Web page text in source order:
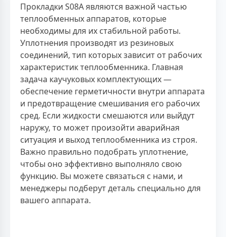
Прокладки S08A являются важной частью
теплообменных аппаратов, которые
необходимы для их стабильной работы.
Уплотнения производят из резиновых
соединений, тип которых зависит от рабочих
характеристик теплообменника. Главная
задача каучуковых комплектующих —
обеспечение герметичности внутри аппарата
и предотвращение смешивания его рабочих
сред. Если жидкости смешаются или выйдут
наружу, то может произойти аварийная
ситуация и выход теплообменника из строя.
Важно правильно подобрать уплотнение,
чтобы оно эффективно выполняло свою
функцию. Вы можете связаться с нами, и
менеджеры подберут деталь специально для
вашего аппарата.